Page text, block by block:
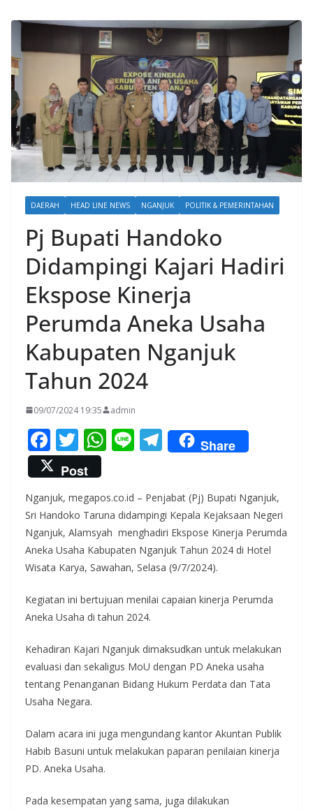
DAERAH HEAD LINE NEWS NGANJUK POLITIK & PEMERINTAHAN
Pj Bupati Handoko
Didampingi Kajari Hadiri
Ekspose Kinerja
Perumda Aneka Usaha
Kabupaten Nganjuk
Tahun 2024
09/07/2024 19:35 admin
F
ac
e
b
o
o
k
T
w
itt
er
W
s
A
p
p
Li T
el
gr
a
m
Share
Post
Nganjuk, megapos.co.id – Penjabat (Pj) Bupati Nganjuk,
Sri Handoko Taruna didampingi Kepala Kejaksaan Negeri
Nganjuk, Alamsyah menghadiri Ekspose Kinerja Perumda
Aneka Usaha Kabupaten Nganjuk Tahun 2024 di Hotel
Wisata Karya, Sawahan, Selasa (9/7/2024).
Kegiatan ini bertujuan menilai capaian kinerja Perumda
Aneka Usaha di tahun 2024.
Kehadiran Kajari Nganjuk dimaksudkan untuk melakukan
evaluasi dan sekaligus MoU dengan PD Aneka usaha
tentang Penanganan Bidang Hukum Perdata dan Tata
Usaha Negara.
Dalam acara ini juga mengundang kantor Akuntan Publik
Habib Basuni untuk melakukan paparan penilaian kinerja
PD. Aneka Usaha.
Pada kesempatan yang sama, juga dilakukan